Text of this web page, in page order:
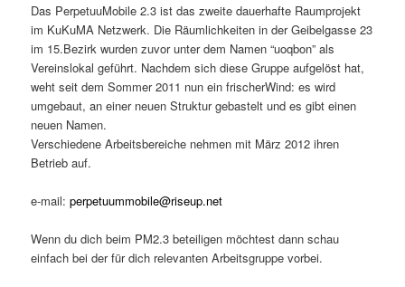
Das PerpetuuMobile 2.3 ist das zweite dauerhafte Raumprojekt
im KuKuMA Netzwerk. Die Räumlichkeiten in der Geibelgasse 23
im 15.Bezirk wurden zuvor unter dem Namen “uoqbon” als
Vereinslokal geführt. Nachdem sich diese Gruppe aufgelöst hat,
weht seit dem Sommer 2011 nun ein frischerWind: es wird
umgebaut, an einer neuen Struktur gebastelt und es gibt einen
neuen Namen.
Verschiedene Arbeitsbereiche nehmen mit März 2012 ihren
Betrieb auf.
e-mail:perpetuummobile@riseup.net
Wenn du dich beim PM2.3 beteiligen möchtest dann schau
einfach bei der für dich relevanten Arbeitsgruppe vorbei.